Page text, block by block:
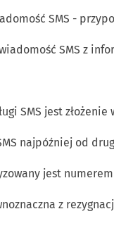
SMS -
SMS z
SMS jest
najpóźniej od
jest
z